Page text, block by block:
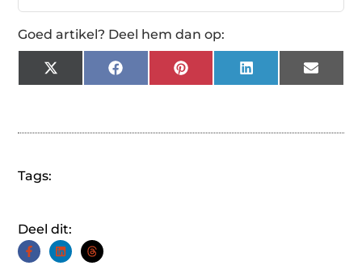
Goed artikel? Deel hem dan op:
X
(Twitter)
FacebookPinterestLinkedInEmail
Tags:
Deel dit: